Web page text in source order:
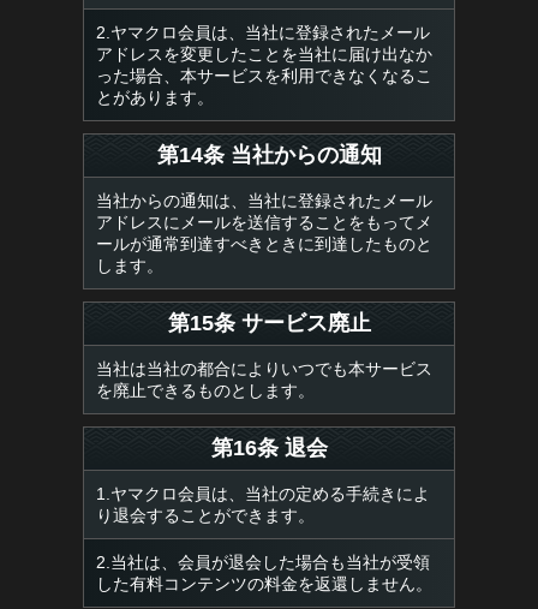
2.ヤマクロ会員は、当社に登録されたメール
アドレスを変更したことを当社に届け出なか
った場合、本サービスを利用できなくなるこ
とがあります。
第14条 当社からの通知
当社からの通知は、当社に登録されたメール
アドレスにメールを送信することをもってメ
ールが通常到達すべきときに到達したものと
します。
第15条 サービス廃止
当社は当社の都合によりいつでも本サービス
を廃止できるものとします。
第16条 退会
1.ヤマクロ会員は、当社の定める手続きによ
り退会することができます。
2.当社は、会員が退会した場合も当社が受領
した有料コンテンツの料金を返還しません。